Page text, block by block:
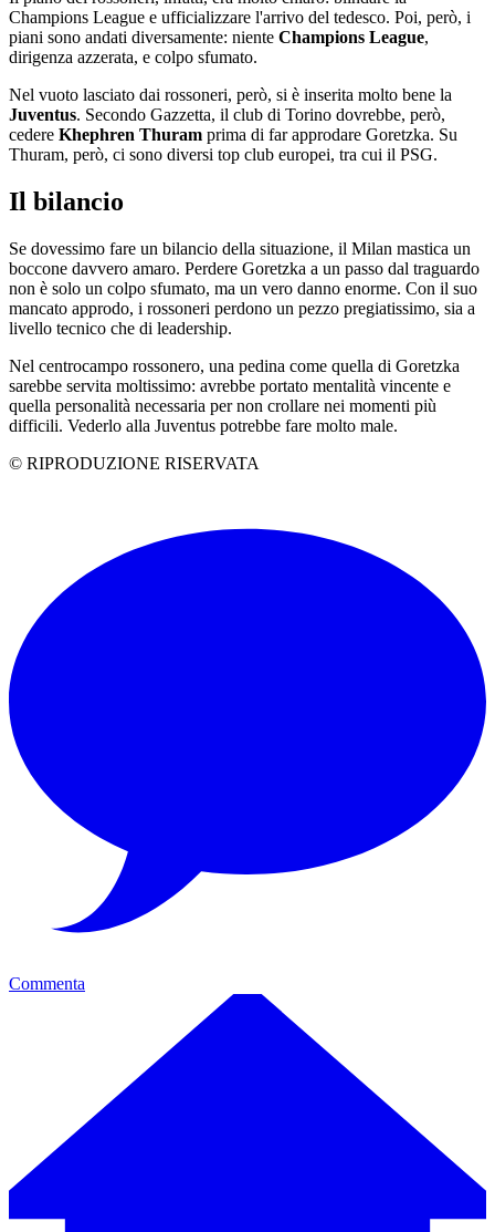
Champions League e ufficializzare l'arrivo del tedesco. Poi, però, i
piani sono andati diversamente: niente Champions League,
dirigenza azzerata, e colpo sfumato.
Nel vuoto lasciato dai rossoneri, però, si è inserita molto bene la
Juventus. Secondo Gazzetta, il club di Torino dovrebbe, però,
cedere Khephren Thuram prima di far approdare Goretzka. Su
Thuram, però, ci sono diversi top club europei, tra cui il PSG.
Il bilancio
Se dovessimo fare un bilancio della situazione, il Milan mastica un
boccone davvero amaro. Perdere Goretzka a un passo dal traguardo
non è solo un colpo sfumato, ma un vero danno enorme. Con il suo
mancato approdo, i rossoneri perdono un pezzo pregiatissimo, sia a
livello tecnico che di leadership.
Nel centrocampo rossonero, una pedina come quella di Goretzka
sarebbe servita moltissimo: avrebbe portato mentalità vincente e
quella personalità necessaria per non crollare nei momenti più
difficili. Vederlo alla Juventus potrebbe fare molto male.
© RIPRODUZIONE RISERVATA
Commenta